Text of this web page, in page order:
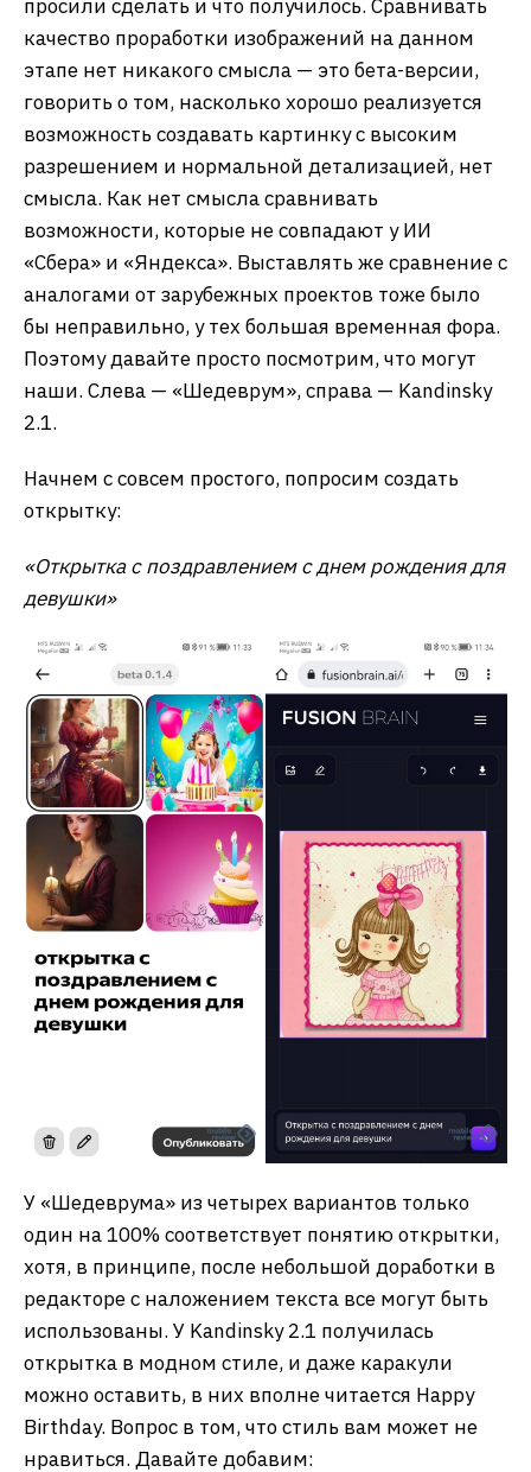
просили сделать и что получилось. Сравнивать
качество проработки изображений на данном
этапе нет никакого смысла — это бета-версии,
говорить о том, насколько хорошо реализуется
возможность создавать картинку с высоким
разрешением и нормальной детализацией, нет
смысла. Как нет смысла сравнивать
возможности, которые не совпадают у ИИ
«Сбера» и «Яндекса». Выставлять же сравнение с
аналогами от зарубежных проектов тоже было
бы неправильно, у тех большая временная фора.
Поэтому давайте просто посмотрим, что могут
наши. Слева — «Шедеврум», справа — Kandinsky
2.1.
Начнем с совсем простого, попросим создать
открытку:
«Открытка с поздравлением с днем рождения для
девушки»
У «Шедеврума» из четырех вариантов только
один на 100% соответствует понятию открытки,
хотя, в принципе, после небольшой доработки в
редакторе с наложением текста все могут быть
использованы. У Kandinsky 2.1 получилась
открытка в модном стиле, и даже каракули
можно оставить, в них вполне читается Happy
Birthday. Вопрос в том, что стиль вам может не
нравиться. Давайте добавим: